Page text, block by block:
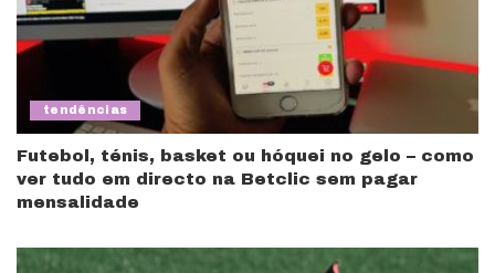
tendências
Futebol, ténis, basket ou hóquei no gelo – como
ver tudo em directo na Betclic sem pagar
mensalidade